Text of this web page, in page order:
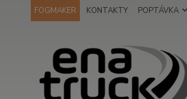
FOGMAKER KONTAKTY POPTÁVKA